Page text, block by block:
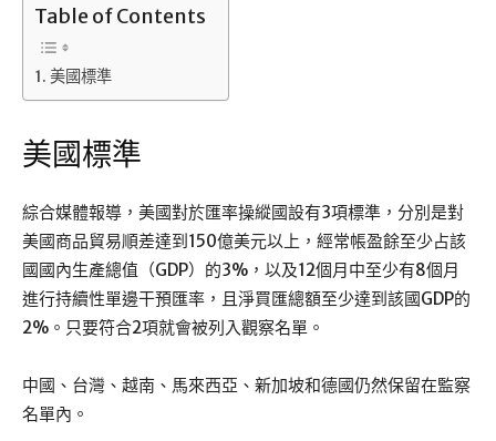
Table of Contents
美國標準
美國標準
綜合媒體報導，美國對於匯率操縱國設有3項標準，分別是對
美國商品貿易順差達到150億美元以上，經常帳盈餘至少占該
國國內生產總值（GDP）的3%，以及12個月中至少有8個月
進行持續性單邊干預匯率，且淨買匯總額至少達到該國GDP的
2%。只要符合2項就會被列入觀察名單。
中國、台灣、越南、馬來西亞、新加坡和德國仍然保留在監察
名單內。